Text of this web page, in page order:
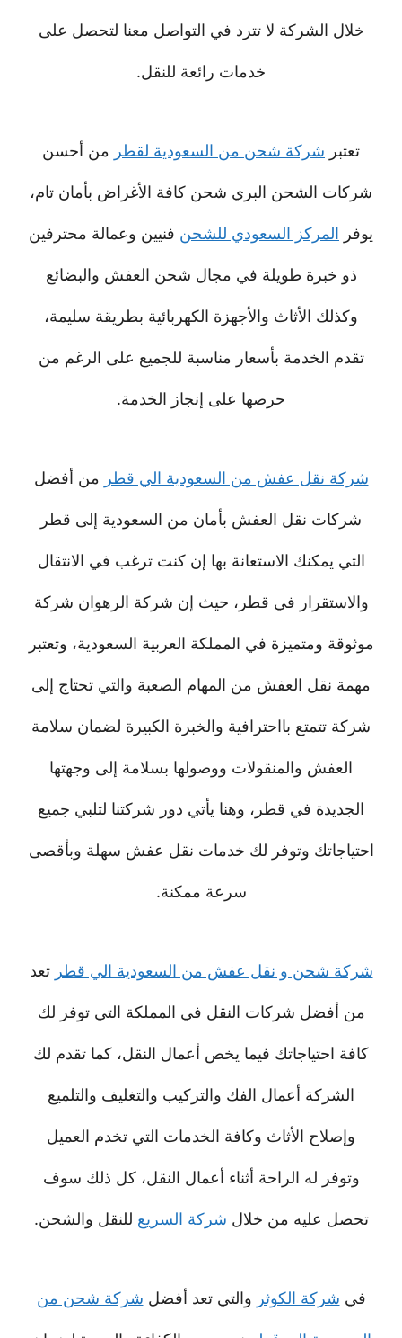
خلال الشركة لا تترد في التواصل معنا لتحصل على
خدمات رائعة للنقل.
تعتبر شركة شحن من السعودية لقطر من أحسن
شركات الشحن البري شحن كافة الأغراض بأمان تام،
يوفر المركز السعودي للشحن فنيين وعمالة محترفين
ذو خبرة طويلة في مجال شحن العفش والبضائع
وكذلك الأثاث والأجهزة الكهربائية بطريقة سليمة،
تقدم الخدمة بأسعار مناسبة للجميع على الرغم من
حرصها على إنجاز الخدمة.
شركة نقل عفش من السعودية الي قطر من أفضل
شركات نقل العفش بأمان من السعودية إلى قطر
التي يمكنك الاستعانة بها إن كنت ترغب في الانتقال
والاستقرار في قطر، حيث إن شركة الرهوان شركة
موثوقة ومتميزة في المملكة العربية السعودية، وتعتبر
مهمة نقل العفش من المهام الصعبة والتي تحتاج إلى
شركة تتمتع بااحترافية والخبرة الكبيرة لضمان سلامة
العفش والمنقولات ووصولها بسلامة إلى وجهتها
الجديدة في قطر، وهنا يأتي دور شركتنا لتلبي جميع
احتياجاتك وتوفر لك خدمات نقل عفش سهلة وبأقصى
سرعة ممكنة.
شركة شحن و نقل عفش من السعودية الي قطر تعد
من أفضل شركات النقل في المملكة التي توفر لك
كافة احتياجاتك فيما يخص أعمال النقل، كما تقدم لك
الشركة أعمال الفك والتركيب والتغليف والتلميع
وإصلاح الأثاث وكافة الخدمات التي تخدم العميل
وتوفر له الراحة أثناء أعمال النقل، كل ذلك سوف
تحصل عليه من خلال شركة السريع للنقل والشحن.
في شركة الكوثر والتي تعد أفضل شركة شحن من